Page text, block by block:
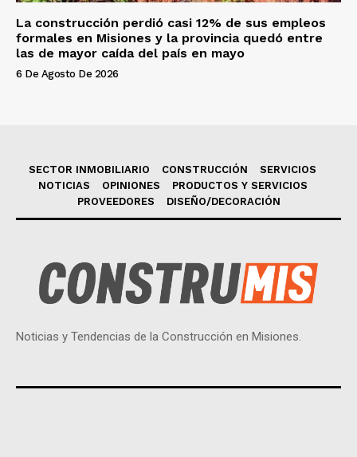
La construcción perdió casi 12% de sus empleos
formales en Misiones y la provincia quedó entre
las de mayor caída del país en mayo
6 De Agosto De 2026
SECTOR INMOBILIARIO CONSTRUCCIÓN
SERVICIOS
NOTICIAS
OPINIONES
PRODUCTOS Y SERVICIOS
PROVEEDORES
DISEÑO/DECORACIÓN
Noticias y Tendencias de la Construcción en Misiones.